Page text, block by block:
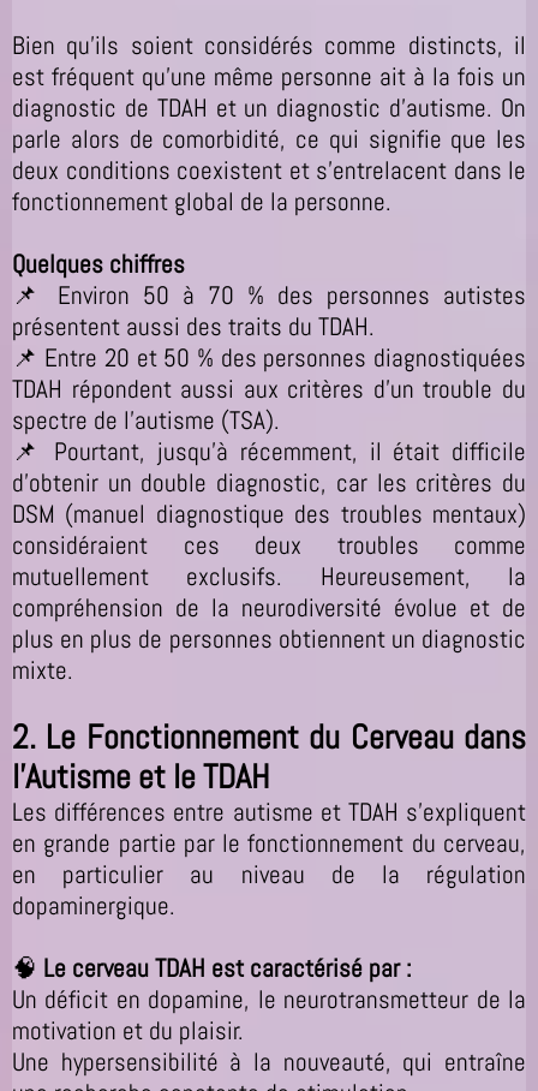
Bien qu’ils soient considérés comme distincts, il
est fréquent qu’une même personne ait à la fois un
diagnostic de TDAH et un diagnostic d’autisme. On
parle alors de comorbidité, ce qui signifie que les
deux conditions coexistent et s’entrelacent dans le
fonctionnement global de la personne.
Quelques chiffres
📌 Environ 50 à 70 % des personnes autistes
présentent aussi des traits du TDAH.
📌 Entre 20 et 50 % des personnes diagnostiquées
TDAH répondent aussi aux critères d’un trouble du
spectre de l’autisme (TSA).
📌 Pourtant, jusqu'à récemment, il était difficile
d'obtenir un double diagnostic, car les critères du
DSM (manuel diagnostique des troubles mentaux)
considéraient ces deux troubles comme
mutuellement exclusifs. Heureusement, la
compréhension de la neurodiversité évolue et de
plus en plus de personnes obtiennent un diagnostic
mixte.
2. Le Fonctionnement du Cerveau dans
l’Autisme et le TDAH
Les différences entre autisme et TDAH s’expliquent
en grande partie par le fonctionnement du cerveau,
en particulier au niveau de la régulation
dopaminergique.
🧠 Le cerveau TDAH est caractérisé par :
Un déficit en dopamine, le neurotransmetteur de la
motivation et du plaisir.
Une hypersensibilité à la nouveauté, qui entraîne